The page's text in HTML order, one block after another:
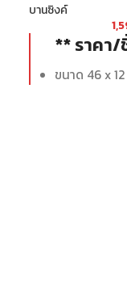
บานซิงค์
** ราคา
ขนาด 46 x